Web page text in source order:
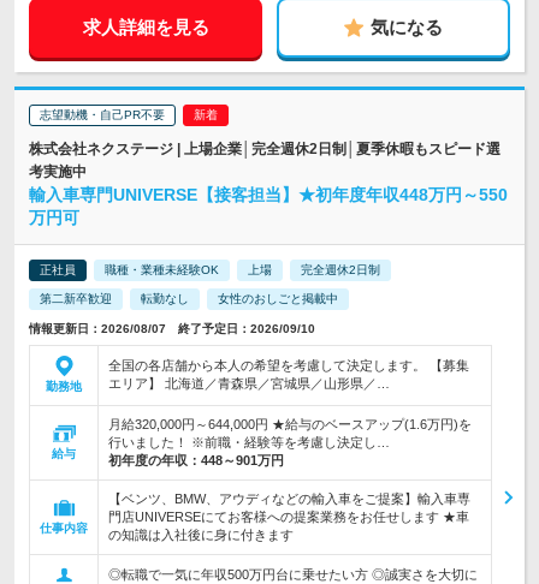
求人詳細を見る 気になる
志望動機・自己PR不要
株式会社ネクステージ | 上場企業│完全週休2日制│夏季休暇もスピード選
考実施中
輸入車専門UNIVERSE【接客担当】★初年度年収448万円～550
万円可
正社員 職種・業種未経験OK 上場 完全週休2日制
第二新卒歓迎 転勤なし 女性のおしごと掲載中
情報更新日：2026/08/07 終了予定日：2026/09/10
勤務地
全国の各店舗から本人の希望を考慮して決定します。 【募集
エリア】 北海道／青森県／宮城県／山形県／…
給与
月給320,000円～644,000円 ★給与のベースアップ(1.6万円)を
行いました！ ※前職・経験等を考慮し決定し…
初年度の年収： 448～901万円
仕事内容
【ベンツ、BMW、アウディなどの輸入車をご提案】輸入車専
門店UNIVERSEにてお客様への提案業務をお任せします ★車
の知識は入社後に身に付きます
◎転職で一気に年収500万円台に乗せたい方 ◎誠実さを大切に